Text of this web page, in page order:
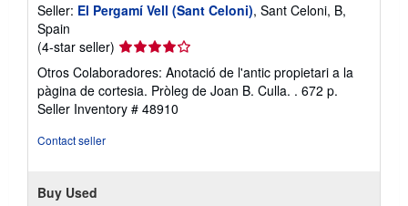
Seller: El Pergamí Vell (Sant Celoni), Sant Celoni, B,
Spain
(4-star seller) Seller
rating
4
out
of
Otros Colaboradores: Anotació de l'antic propietari a la
pàgina de cortesia. Pròleg de Joan B. Culla. . 672 p.
Seller Inventory # 48910
Contact seller
Buy Used